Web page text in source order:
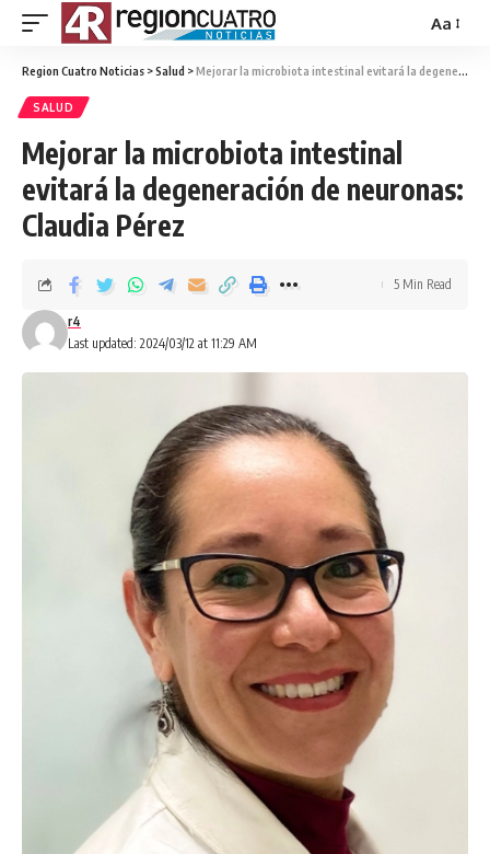
Aa
Region Cuatro Noticias >Salud >Mejorar la microbiota intestinal evitará la degeneración de neuronas: Claudia Pérez
SALUD
Mejorar la microbiota intestinal
evitará la degeneración de neuronas:
Claudia Pérez
Last updated: 2024/03/12 at 11:29 AM
r4
5 Min Read